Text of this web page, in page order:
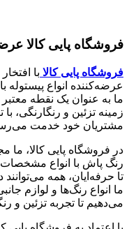
فروشگاه پایی کالا
فروشگاه پایی کالا با
عرضه‌کننده انواع
ما به عنوان یک نقطه
زمینه تزئین و رنگارنگی،
مشتریان خود خدمت
در فروشگاه پایی کالا، ما
رنگ پاش با انواع مشخصات
تا حرفه‌ایان، همه می‌توانند
ما انواع رنگ‌ها و لوازم
می‌دهیم تا تجربه تزئین و